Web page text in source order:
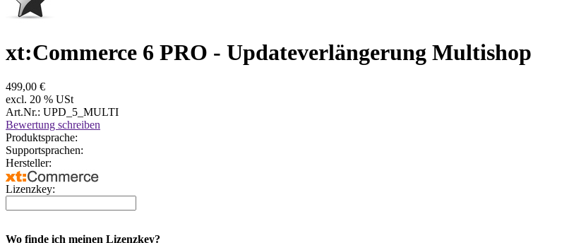
xt:Commerce 6 PRO - Updateverlängerung Multishop
499,00 €
excl. 20 % USt
Art.Nr.: UPD_5_MULTI
Bewertung schreiben
Produktsprache:
Supportsprachen:
Hersteller:
Lizenzkey:
Wo finde ich meinen Lizenzkey?